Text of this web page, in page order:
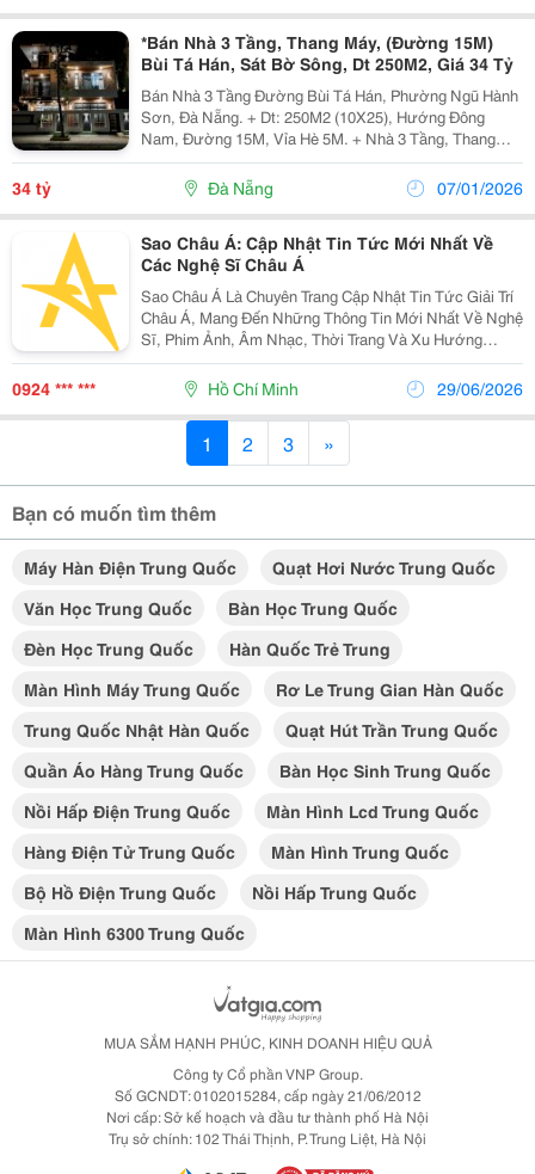
*Bán Nhà 3 Tầng, Thang Máy, (Đường 15M)
Bùi Tá Hán, Sát Bờ Sông, Dt 250M2, Giá 34 Tỷ
Bán Nhà 3 Tầng Đường Bùi Tá Hán, Phường Ngũ Hành
Sơn, Đà Nẵng. + Dt: 250M2 (10X25), Hướng Đông
Nam, Đường 15M, Vỉa Hè 5M. + Nhà 3 Tầng, Thang
Máy Hiện Đại. + Gần Bờ Sông Chương Dương, Gần
Lãnh Sự Quán Hàn Quốc, Trung Quốc, Khu Bắn Pháo
Hoa Quốc...
34 tỷ Đà Nẵng 07/01/2026
Sao Châu Á: Cập Nhật Tin Tức Mới Nhất Về
Các Nghệ Sĩ Châu Á
Sao Châu Á Là Chuyên Trang Cập Nhật Tin Tức Giải Trí
Châu Á, Mang Đến Những Thông Tin Mới Nhất Về Nghệ
Sĩ, Phim Ảnh, Âm Nhạc, Thời Trang Và Xu Hướng
Mạng Xã Hội Tại Hàn Quốc, Trung Quốc, Nhật Bản, Thái
Lan Cùng Nhiều Quốc Gia Trong Khu Vực. Chúng Tôi...
0924 *** *** Hồ Chí Minh 29/06/2026
1 2 3 »
Bạn có muốn tìm thêm
Máy Hàn Điện Trung Quốc
Quạt Hơi Nước Trung Quốc
Văn Học Trung Quốc
Bàn Học Trung Quốc
Đèn Học Trung Quốc
Hàn Quốc Trẻ Trung
Màn Hình Máy Trung Quốc
Rơ Le Trung Gian Hàn Quốc
Trung Quốc Nhật Hàn Quốc
Quạt Hút Trần Trung Quốc
Quần Áo Hàng Trung Quốc
Bàn Học Sinh Trung Quốc
Nồi Hấp Điện Trung Quốc
Màn Hình Lcd Trung Quốc
Hàng Điện Tử Trung Quốc
Màn Hình Trung Quốc
Bộ Hồ Điện Trung Quốc
Nồi Hấp Trung Quốc
Màn Hình 6300 Trung Quốc
MUA SẮM HẠNH PHÚC, KINH DOANH HIỆU QUẢ
Công ty Cổ phần VNP Group.
Số GCNDT: 0102015284, cấp ngày 21/06/2012
Nơi cấp: Sở kế hoạch và đầu tư thành phố Hà Nội
Trụ sở chính: 102 Thái Thịnh, P. Trung Liệt, Hà Nội